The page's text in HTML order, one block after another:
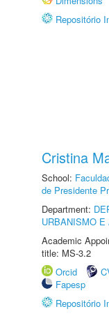
Repositório
Cristina
School:
de Presidente
Department:
URBANISMO
Academic
title: MS-3.2
Orcid
Fapesp
Repositório